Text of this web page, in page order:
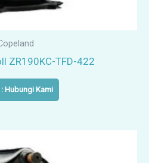
ZR190KC-TFD-422
Hubungi Kami